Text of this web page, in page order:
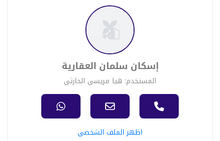
إسكان سلمان العقارية
المستخدم: هيا مريسي الحارثي
اظهر الملف الشخصي